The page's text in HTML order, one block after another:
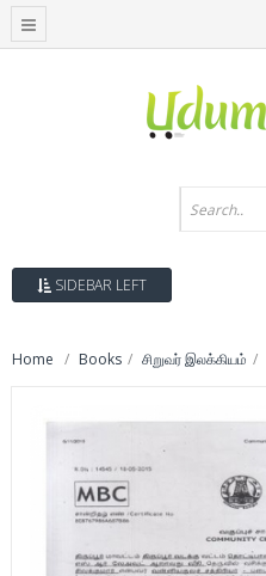
SIDEBAR LEFT
Home Books சிறுவர் இலக்கியம்